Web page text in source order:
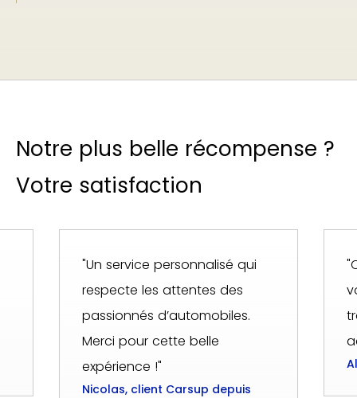
Notre plus belle récompense ?
Votre satisfaction
"Un service personnalisé qui
respecte les attentes des
passionnés d’automobiles.
Merci pour cette belle
expérience !"
Nicolas, client Carsup depuis